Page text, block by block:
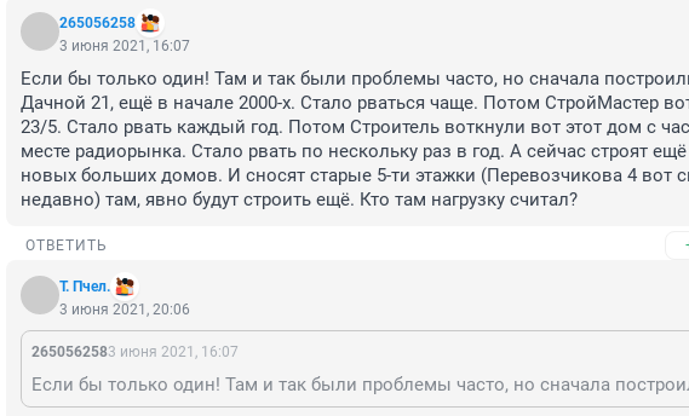
265056258
3 июня 2021, 16:07
Если бы только один! Там и так были проблемы часто, но сначала
Дачной 21, ещё в начале 2000-х. Стало рваться чаще. Потом СтройМастер
23/5. Стало рвать каждый год. Потом Строитель воткнули вот этот дом с
месте радиорынка. Стало рвать по нескольку раз в год. А сейчас строят ещё
новых больших домов. И сносят старые 5-ти этажки (Перевозчикова 4 вот
недавно) там, явно будут строить ещё. Кто там нагрузку считал?
ОТВЕТИТЬ
Т. Пчел.
3 июня 2021, 20:06
2650562583 июня 2021, 16:07